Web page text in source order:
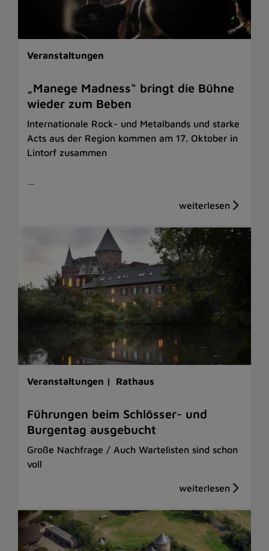
Veranstaltungen
„Manege Madness“ bringt die Bühne
wieder zum Beben
Internationale Rock- und Metalbands und starke
Acts aus der Region kommen am 17. Oktober in
Lintorf zusammen
…
Veranstaltungen | Rathaus
Führungen beim Schlösser- und
Burgentag ausgebucht
Große Nachfrage / Auch Wartelisten sind schon
voll